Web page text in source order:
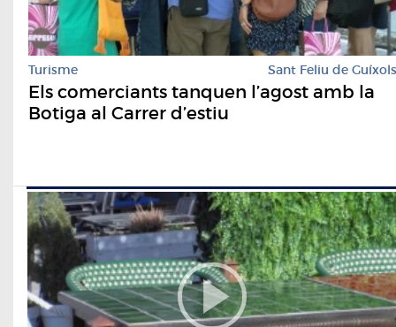
Turisme Sant Feliu de Guíxols
Els comerciants tanquen l’agost amb la
Botiga al Carrer d’estiu